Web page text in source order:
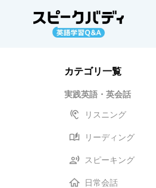
カテゴリ一覧
実践英語・英会話
リスニング
リーディング
スピーキング
日常会話